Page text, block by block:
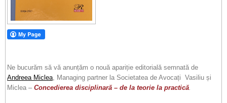
Ne bucurăm să vă anunțăm o nouă apariție editorială semnată de
Andreea Miclea , Managing partner la Societatea de Avocați Vasiliu și
Miclea – Concedierea disciplinară – de la teorie la practică